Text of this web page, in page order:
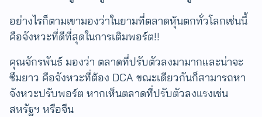
อย่างไรก็ตามเขามองว่า​ในยามที่ตลาดหุ้นตกทั่วโลกเช่นนี้
คือจังหวะที่ดีที่สุดในการเติมพอร์ต!!
คุณจักรพันธ์ มองว่า ตลาดที่ปรับตัวลงมามากและน่าจะ
ซึมยาว คือจังหวะที่ต้อง DCA ขณะเดียวกันก็สามารถหา
จังหวะปรับพอร์ต หากเห็นตลาดที่ปรับตัวลงแรงเช่น
สหรัฐฯ หรือจีน